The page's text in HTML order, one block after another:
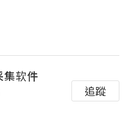
软件
追蹤